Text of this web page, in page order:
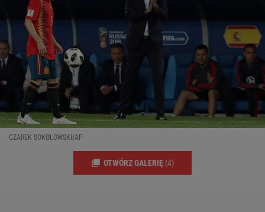
CZAREK SOKOLOWSKI/AP
OTWÓRZ GALERIĘ (4)